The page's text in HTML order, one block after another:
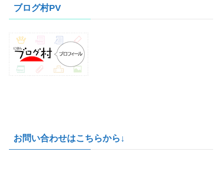
ブ
ブログ村PV
お問い合わせはこちらから↓